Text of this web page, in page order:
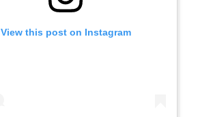
View this post on Instagram